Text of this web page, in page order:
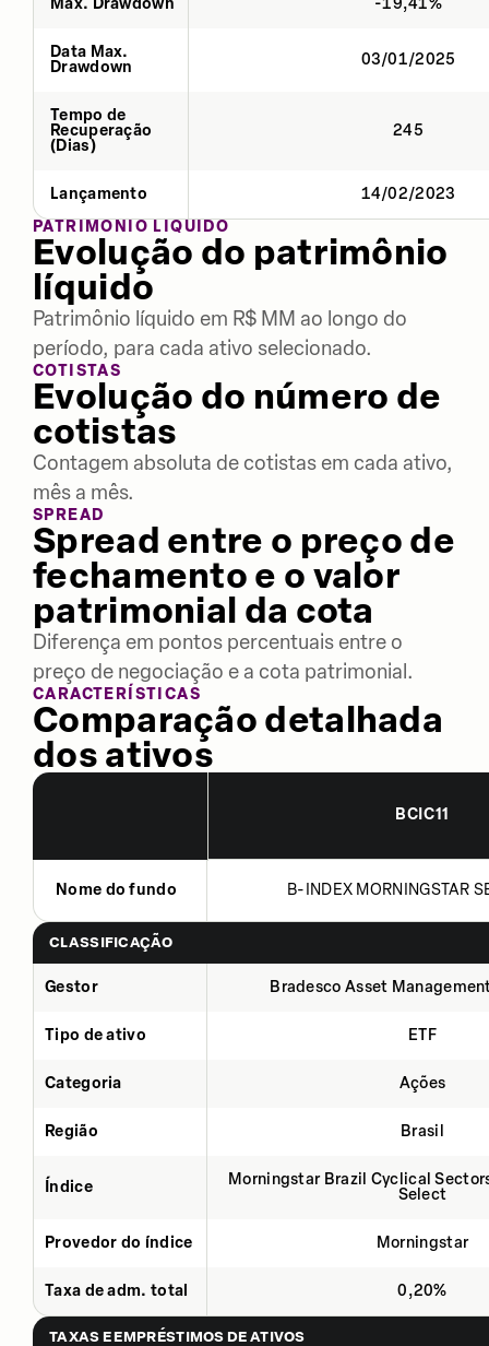
Data Max.
Drawdown
03/01/2025
Tempo de
Recuperação
(Dias)
245
Lançamento
14/02/2023
PATRIMÔNIO LÍQUIDO
Evolução do patrimônio
líquido
Patrimônio líquido em R$ MM ao longo do
período, para cada ativo selecionado.
COTISTAS
Evolução do número de
cotistas
Contagem absoluta de cotistas em cada ativo,
mês a mês.
SPREAD
Spread entre o preço de
fechamento e o valor
patrimonial da cota
Diferença em pontos percentuais entre o
preço de negociação e a cota patrimonial.
CARACTERÍSTICAS
Comparação detalhada
dos ativos
BCIC11
Nome do fundo B-INDEX MORNINGSTAR
CLASSIFICAÇÃO
Gestor Bradesco Asset
Tipo de ativo ETF
Categoria Ações
Região Brasil
Índice
Morningstar Brazil Cyclical
Select
Provedor do índice Morningstar
Taxa de adm. total 0,20%
TAXAS E EMPRÉSTIMOS DE ATIVOS